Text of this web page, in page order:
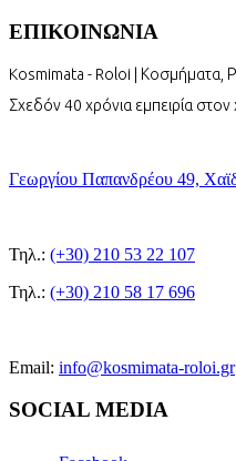
ΕΠΙΚΟΙΝΩΝΙΑ
Kosmimata - Roloi | Κοσμήματα,
Σχεδόν 40 χρόνια εμπειρία
Γεωργίου Παπανδρέου 49,
Τηλ.: (+30) 210 53 22 107
Τηλ.: (+30) 210 58 17 696
Email: info@kosmimata-roloi.gr
SOCIAL MEDIA